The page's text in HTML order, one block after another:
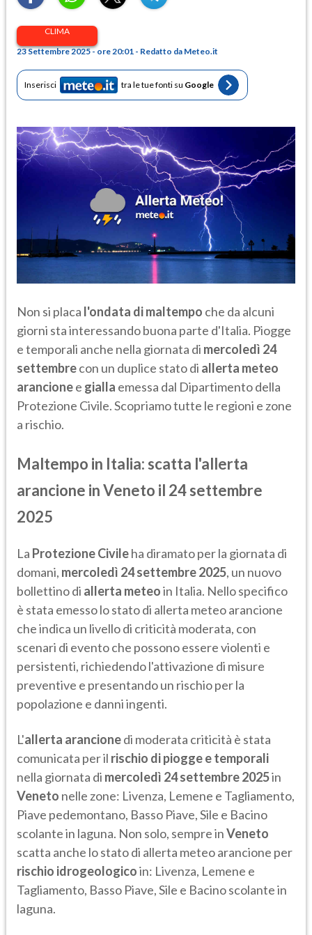
CLIMA
23 Settembre 2025 - ore 20:01 - Redatto da Meteo.it
Inserisci tra le tue fonti su Google
Non si placa l'ondata di maltempo che da alcuni
giorni sta interessando buona parte d'Italia. Piogge
e temporali anche nella giornata di mercoledì 24
settembrecon un duplice stato di allerta meteo
arancionee gialla emessa dal Dipartimento della
Protezione Civile. Scopriamo tutte le regioni e zone
a rischio.
Maltempo in Italia: scatta l'allerta
arancione in Veneto il 24 settembre
2025
La Protezione Civileha diramato per la giornata di
domani, mercoledì 24 settembre 2025, un nuovo
bollettino di allerta meteoin Italia. Nello specifico
è stata emesso lo stato di allerta meteo arancione
che indica un livello di criticità moderata, con
scenari di evento che possono essere violenti e
persistenti, richiedendo l'attivazione di misure
preventive e presentando un rischio per la
popolazione e danni ingenti.
L'allerta arancionedi moderata criticità è stata
comunicata per il rischio di piogge e temporali
nella giornata di mercoledì 24 settembre 2025in
Veneto nelle zone: Livenza, Lemene e Tagliamento,
Piave pedemontano, Basso Piave, Sile e Bacino
scolante in laguna. Non solo, sempre inVeneto
scatta anche lo stato di allerta meteo arancione per
rischio idrogeologicoin: Livenza, Lemene e
Tagliamento, Basso Piave, Sile e Bacino scolante in
laguna.